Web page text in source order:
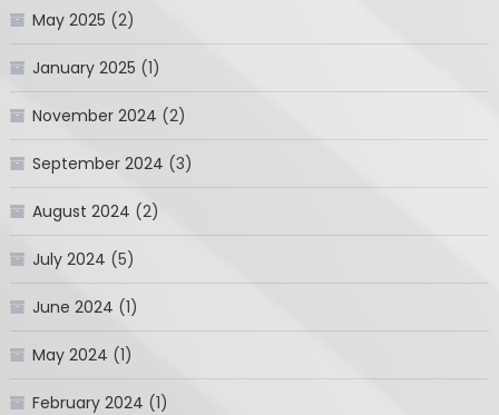
May 2025 (2)
January 2025 (1)
November 2024 (2)
September 2024 (3)
August 2024 (2)
July 2024 (5)
June 2024 (1)
May 2024 (1)
February 2024 (1)